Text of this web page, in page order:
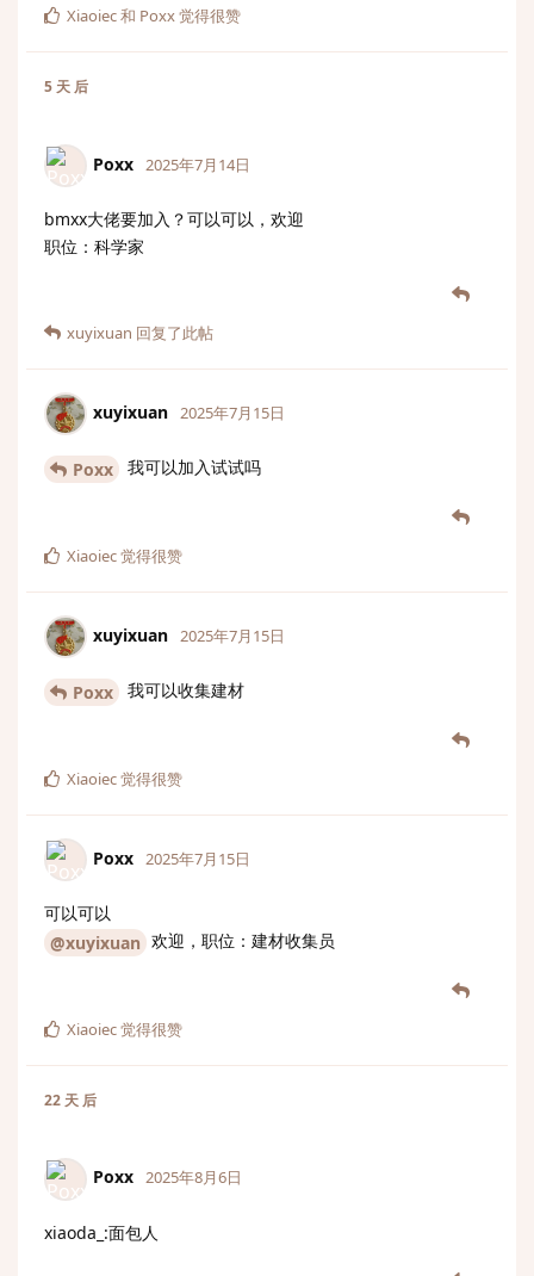
Xiaoiec和 Poxx觉得很赞
5 天 后
Poxx 2025年7月14日
bmxx大佬要加入？可以可以，欢迎
职位：科学家
xuyixuan 回复了此帖
xuyixuan 2025年7月15日
Poxx 我可以加入试试吗
Xiaoiec觉得很赞
xuyixuan 2025年7月15日
Poxx 我可以收集建材
Xiaoiec觉得很赞
Poxx 2025年7月15日
可以可以
@xuyixuan 欢迎，职位：建材收集员
Xiaoiec觉得很赞
22 天 后
Poxx 2025年8月6日
xiaoda_:面包人